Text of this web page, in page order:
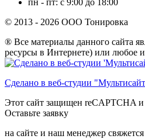
пн - пт: с 9:00 до 18:00
© 2013 - 2026 ООО Тонировка
® Все материалы данного сайта
ресурсы в Интернете) или любое
Сделано в веб-студии
Этот сайт защищен reCAPTCHA
Оставьте заявку
на сайте и наш менеджер